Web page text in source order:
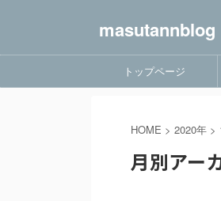
masutannblog
トップページ
HOME > 2020年 >
月別アー